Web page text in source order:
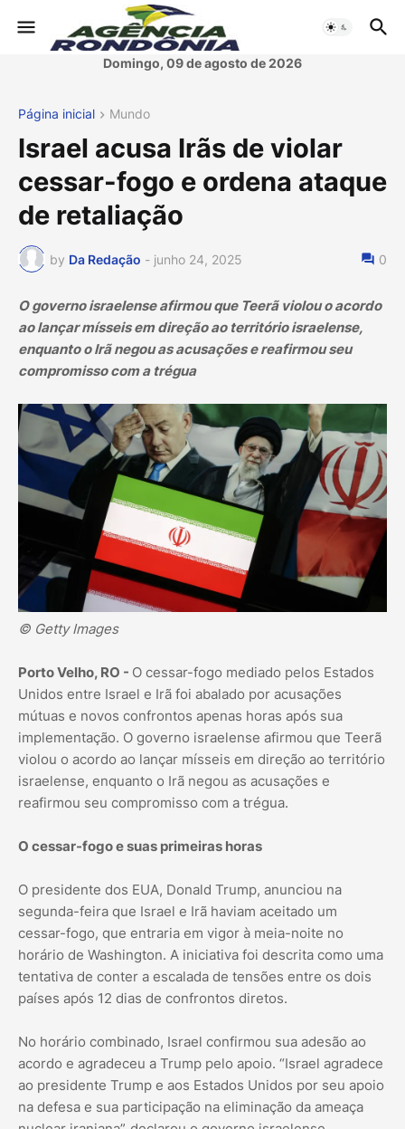
Domingo, 09 de agosto de 2026
Página inicial Mundo
Israel acusa Irãs de violar
cessar-fogo e ordena ataque
de retaliação
by Da Redação - junho 24, 2025 0
O governo israelense afirmou que Teerã violou o acordo
ao lançar mísseis em direção ao território israelense,
enquanto o Irã negou as acusações e reafirmou seu
compromisso com a trégua
© Getty Images
Porto Velho, RO - O cessar-fogo mediado pelos Estados
Unidos entre Israel e Irã foi abalado por acusações
mútuas e novos confrontos apenas horas após sua
implementação. O governo israelense afirmou que Teerã
violou o acordo ao lançar mísseis em direção ao território
israelense, enquanto o Irã negou as acusações e
reafirmou seu compromisso com a trégua.
O cessar-fogo e suas primeiras horas
O presidente dos EUA, Donald Trump, anunciou na
segunda-feira que Israel e Irã haviam aceitado um
cessar-fogo, que entraria em vigor à meia-noite no
horário de Washington. A iniciativa foi descrita como uma
tentativa de conter a escalada de tensões entre os dois
países após 12 dias de confrontos diretos.
No horário combinado, Israel confirmou sua adesão ao
acordo e agradeceu a Trump pelo apoio. “Israel agradece
ao presidente Trump e aos Estados Unidos por seu apoio
na defesa e sua participação na eliminação da ameaça